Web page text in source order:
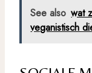
See also wat
veganistisch